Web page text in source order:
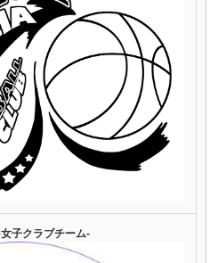
子クラブチーム-